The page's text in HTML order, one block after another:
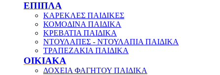
ΕΠΙΠΛΑ
ΚΑΡΕΚΛΕΣ ΠΑΙΔΙΚΕΣ
ΚΟΜΟΔΙΝΑ ΠΑΙΔΙΚΑ
ΚΡΕΒΑΤΙΑ ΠΑΙΔΙΚΑ
ΝΤΟΥΛΑΠΕΣ - ΝΤΟΥΛΑΠΙΑ ΠΑΙΔΙΚΑ
ΤΡΑΠΕΖΑΚΙΑ ΠΑΙΔΙΚΑ
ΟΙΚΙΑΚΑ
ΔΟΧΕΙΑ ΦΑΓΗΤΟΥ ΠΑΙΔΙΚΑ